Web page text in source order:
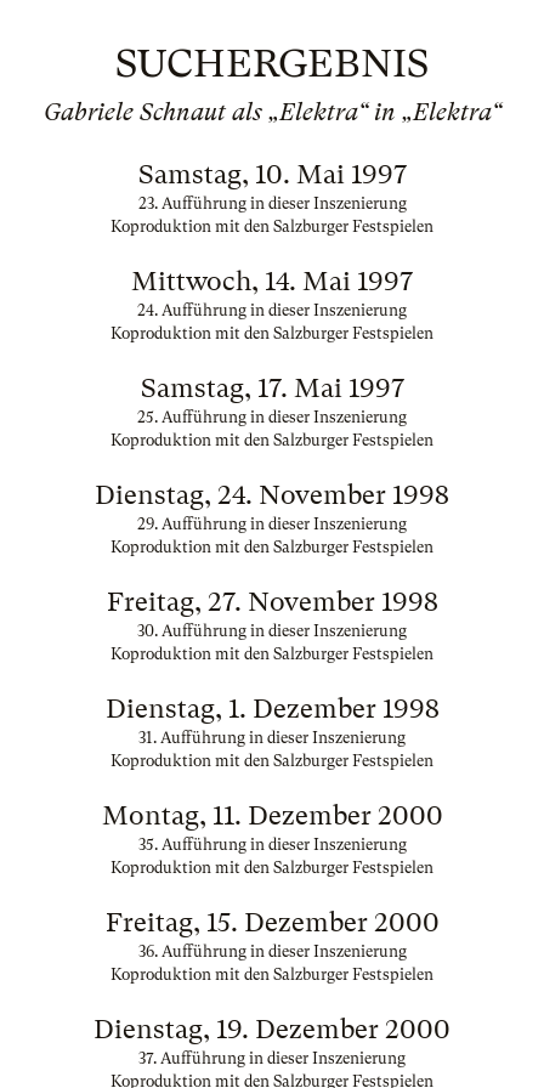
SUCHERGEBNIS
Gabriele Schnaut als „Elektra“ in „Elektra“
Samstag, 10. Mai 1997
23. Aufführung in dieser Inszenierung
Koproduktion mit den Salzburger Festspielen
Mittwoch, 14. Mai 1997
24. Aufführung in dieser Inszenierung
Koproduktion mit den Salzburger Festspielen
Samstag, 17. Mai 1997
25. Aufführung in dieser Inszenierung
Koproduktion mit den Salzburger Festspielen
Dienstag, 24. November 1998
29. Aufführung in dieser Inszenierung
Koproduktion mit den Salzburger Festspielen
Freitag, 27. November 1998
30. Aufführung in dieser Inszenierung
Koproduktion mit den Salzburger Festspielen
Dienstag, 1. Dezember 1998
31. Aufführung in dieser Inszenierung
Koproduktion mit den Salzburger Festspielen
Montag, 11. Dezember 2000
35. Aufführung in dieser Inszenierung
Koproduktion mit den Salzburger Festspielen
Freitag, 15. Dezember 2000
36. Aufführung in dieser Inszenierung
Koproduktion mit den Salzburger Festspielen
Dienstag, 19. Dezember 2000
37. Aufführung in dieser Inszenierung
Koproduktion mit den Salzburger Festspielen